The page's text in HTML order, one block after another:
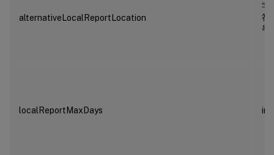
alternativeLocalReportLocation
字
符
串
localReportMaxDays int